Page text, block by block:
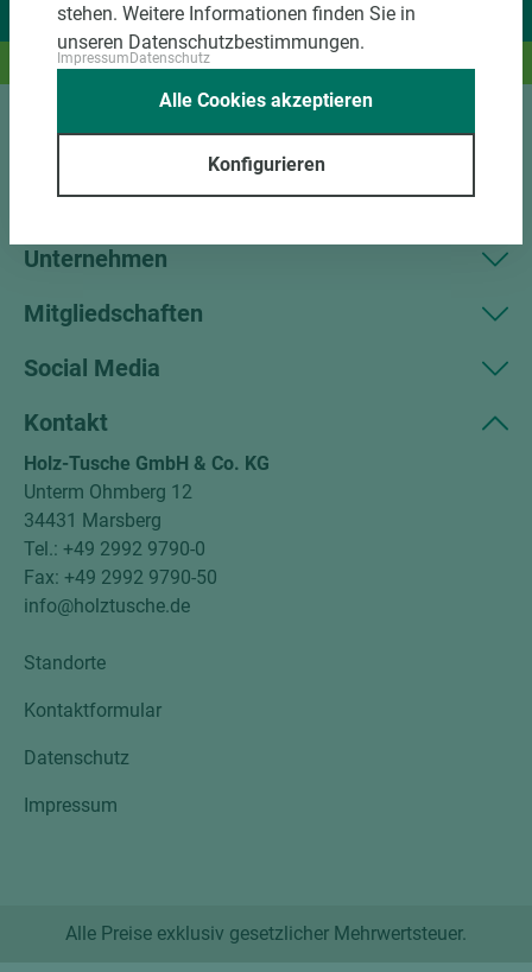
Wir liefern Ideen.
Und das passende Holz dazu.
Kundenservice
Unternehmen
Mitgliedschaften
Social Media
Kontakt
Holz-Tusche GmbH & Co. KG
Unterm Ohmberg 12
34431 Marsberg
Tel.: +49 2992 9790-0
Fax: +49 2992 9790-50
info@holztusche.de
Standorte
Kontaktformular
Datenschutz
Impressum
Alle Preise exklusiv gesetzlicher Mehrwertsteuer.
stehen. Weitere Informationen finden Sie in
unseren Datenschutzbestimmungen.
ImpressumDatenschutz
Konfigurieren
Alle Cookies akzeptieren